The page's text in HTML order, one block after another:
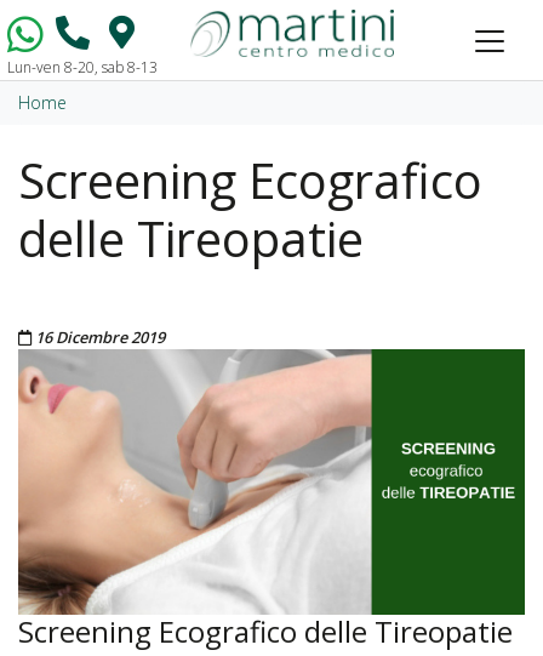
Vai al contenuto
Lun-ven 8-20, sab 8-13
Home
Screening Ecografico
delle Tireopatie
Pubblicato il
16 Dicembre 2019
Screening Ecografico delle Tireopatie